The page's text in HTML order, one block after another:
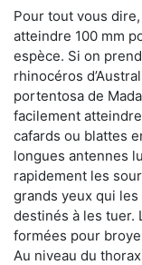
Pour tout vous
atteindre 100 mm
espèce. Si on
rhinocéros
portentosa de
facilement
cafards ou blattes
longues antennes
rapidement les
grands yeux qui
destinés à les tuer.
formées pour
Au niveau du